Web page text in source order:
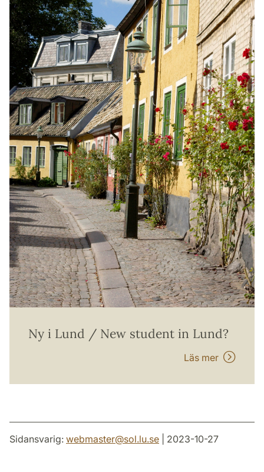
Ny i Lund / New student in Lund?
Läs mer
Sidansvarig: webmaster@sol.lu.se | 2023-10-27